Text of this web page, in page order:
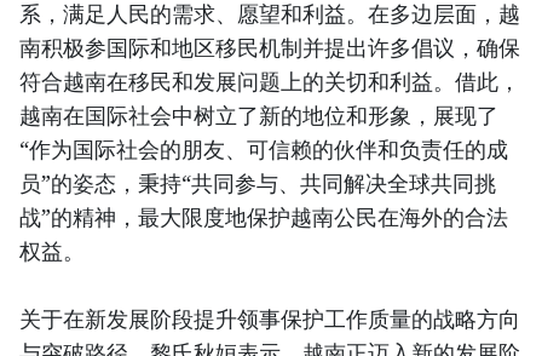
系，满足人民的需求、愿望和利益。在多边层面，越
南积极参国际和地区移民机制并提出许多倡议，确保
符合越南在移民和发展问题上的关切和利益。借此，
越南在国际社会中树立了新的地位和形象，展现了
“作为国际社会的朋友、可信赖的伙伴和负责任的成
员”的姿态，秉持“共同参与、共同解决全球共同挑
战”的精神，最大限度地保护越南公民在海外的合法
权益。
关于在新发展阶段提升领事保护工作质量的战略方向